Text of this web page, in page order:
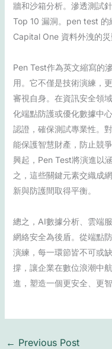
牆和沙箱分析。滲透測試
Top 10 漏洞。pen test 的
Capital One 資料外洩的災
Pen Test作為英文縮寫的
用。它不僅是技術演練，
審視自身。在資訊安全領
化端點防護或優化數據中
認證，確保測試專業性。
能保護智慧財產，防止競
興起，Pen Test將演進以
之，這些關鍵元素交織成
新與防護間取得平衡。
總之，AI數據分析、雲端
網絡安全為後盾。從端點
演練，每一環節皆不可或
撐，讓企業在數位浪潮中
進，塑造一個更安全、更智
← Previous Post